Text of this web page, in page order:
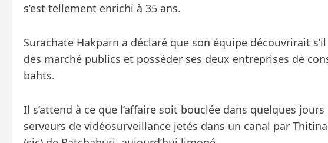
s’est tellement enrichi à 35 ans.
Surachate Hakparn a déclaré que son équipe découvrirait
des marché publics et posséder ses deux entreprises de
bahts.
Il s’attend à ce que l’affaire soit bouclée dans quelques
serveurs de vidéosurveillance jetés dans un canal par